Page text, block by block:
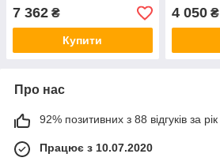
7 362 ₴
Купити
4 050₴
Про нас
92% позитивних з 88 відгуків за рік
Працює з 10.07.2020